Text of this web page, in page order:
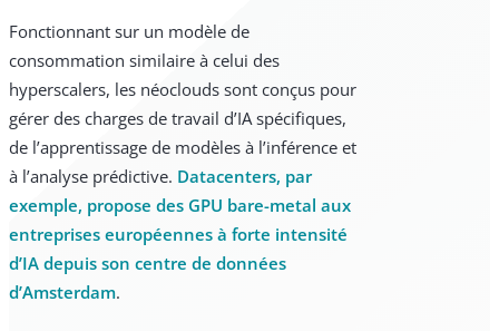
Fonctionnant sur un modèle de
consommation similaire à celui des
hyperscalers, les néoclouds sont conçus pour
gérer des charges de travail d’IA spécifiques,
de l’apprentissage de modèles à l’inférence et
à l’analyse prédictive. Datacenters, par
exemple, propose des GPU bare-metal aux
entreprises européennes à forte intensité
d’IA depuis son centre de données
d’Amsterdam.